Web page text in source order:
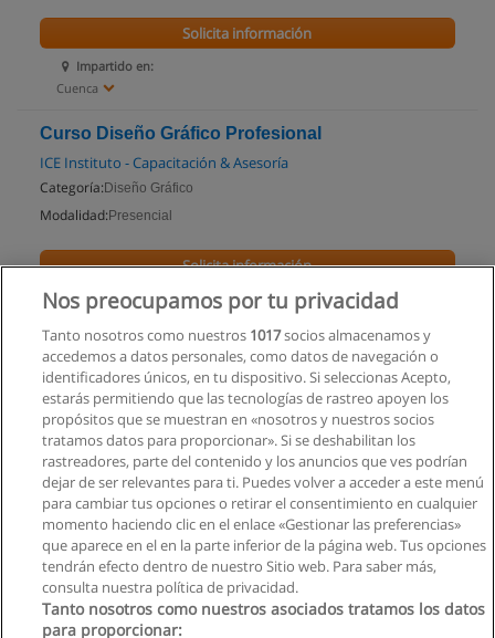
Impartido en:
Cuenca
Solicita información
Curso Diseño Gráfico Profesional
ICE Instituto - Capacitación & Asesoría
Categoría: Diseño Gráfico
Modalidad: Presencial
Impartido en:
Solicita información
Nos preocupamos por tu privacidad
Tanto nosotros como nuestros 1017socios almacenamos y
accedemos a datos personales, como datos de navegación o
identificadores únicos, en tu dispositivo. Si seleccionas Acepto,
estarás permitiendo que las tecnologías de rastreo apoyen los
propósitos que se muestran en «nosotros y nuestros socios
tratamos datos para proporcionar». Si se deshabilitan los
rastreadores, parte del contenido y los anuncios que ves podrían
dejar de ser relevantes para ti. Puedes volver a acceder a este menú
para cambiar tus opciones o retirar el consentimiento en cualquier
momento haciendo clic en el enlace «Gestionar las preferencias»
que aparece en el en la parte inferior de la página web. Tus opciones
tendrán efecto dentro de nuestro Sitio web. Para saber más,
consulta nuestra política de privacidad.
Tanto nosotros como nuestros asociados tratamos los datos
para proporcionar: